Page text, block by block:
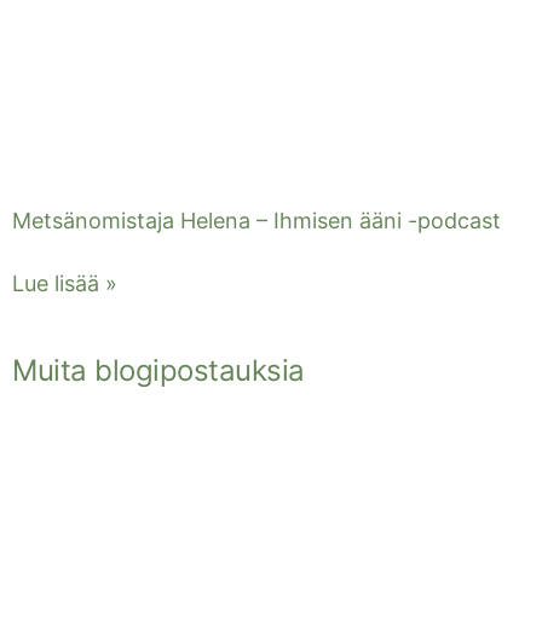
Metsänomistaja Helena – Ihmisen ääni -podcast
Lue lisää »
Muita blogipostauksia